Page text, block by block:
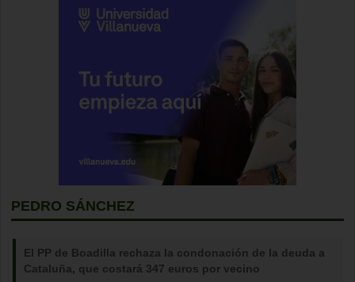
PEDRO SÁNCHEZ
El PP de Boadilla rechaza la condonación de la deuda a
Cataluña, que costará 347 euros por vecino